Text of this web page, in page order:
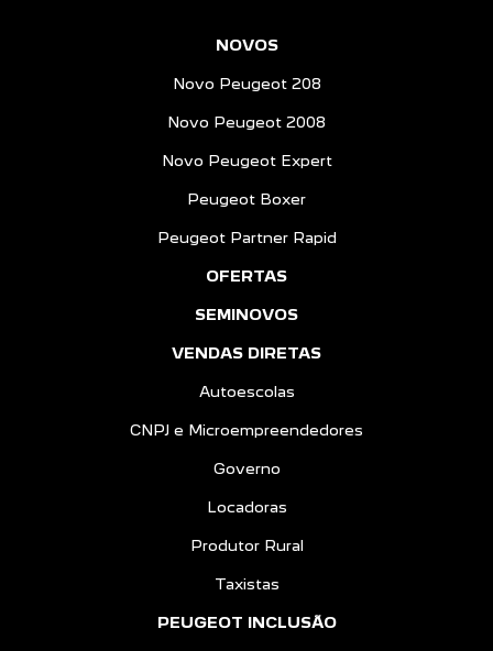
NOVOS
Novo Peugeot 208
Novo Peugeot 2008
Novo Peugeot Expert
Peugeot Boxer
Peugeot Partner Rapid
OFERTAS
SEMINOVOS
VENDAS DIRETAS
Autoescolas
CNPJ e Microempreendedores
Governo
Locadoras
Produtor Rural
Taxistas
PEUGEOT INCLUSÃO